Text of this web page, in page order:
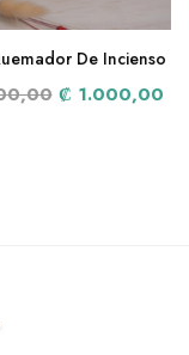
De Incienso
₡ 1.000,00